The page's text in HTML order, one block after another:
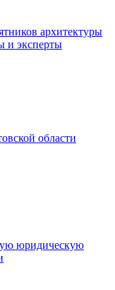
архитектуры
и эксперты
области
юридическую